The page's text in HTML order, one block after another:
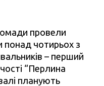
провели
понад чотирьох з
– перший
“Перлина
планують